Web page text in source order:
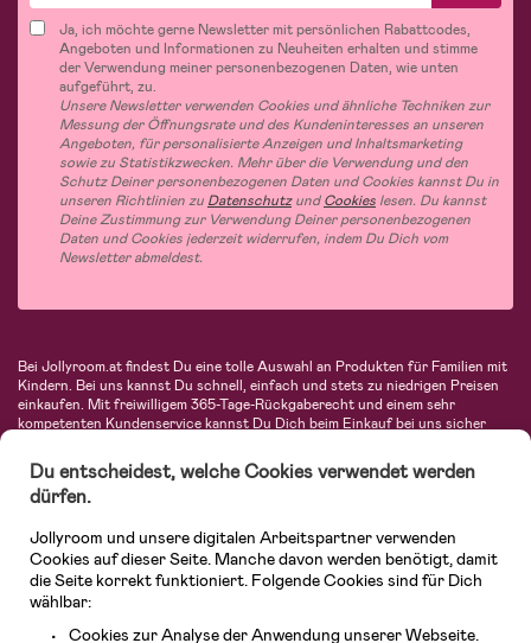
Ja, ich möchte gerne Newsletter mit persönlichen Rabattcodes,
Angeboten und Informationen zu Neuheiten erhalten und stimme
der Verwendung meiner personenbezogenen Daten, wie unten
aufgeführt, zu.
Unsere Newsletter verwenden Cookies und ähnliche Techniken zur
Messung der Öffnungsrate und des Kundeninteresses an unseren
Angeboten, für personalisierte Anzeigen und Inhaltsmarketing
sowie zu Statistikzwecken. Mehr über die Verwendung und den
Schutz Deiner personenbezogenen Daten und Cookies kannst Du in
unseren Richtlinien zu DatenschutzundCookies lesen. Du kannst
Deine Zustimmung zur Verwendung Deiner personenbezogenen
Daten und Cookies jederzeit widerrufen, indem Du Dich vom
Newsletter abmeldest.
Bei Jollyroom.at findest Du eine tolle Auswahl an Produkten für Familien mit
Kindern. Bei uns kannst Du schnell, einfach und stets zu niedrigen Preisen
einkaufen. Mit freiwilligem 365-Tage-Rückgaberecht und einem sehr
kompetenten Kundenservice kannst Du Dich beim Einkauf bei uns sicher
Autositze, Kinder- und Babymode, Produkte für Mütter und eine Menge
fantastischer Einrichtungsgegenstände, Spielsachen, Babyprodukte und
vieles mehr. Wir haben Produkte von bekannten Herstellern wie Britax, Maxi-
Avent, Jack Wolfskin, Cybex, LEGO und vielen mehr. Schau Dich um in
unserem vielfältigen Onlineshop für Kinder & Babys. Willkommen!
Du entscheidest, welche Cookies verwendet werden
dürfen.
Jollyroom und unsere digitalen Arbeitspartner verwenden
Cookies auf dieser Seite. Manche davon werden benötigt, damit
die Seite korrekt funktioniert. Folgende Cookies sind für Dich
wählbar:
Cookies zur Analyse der Anwendung unserer Webseite.